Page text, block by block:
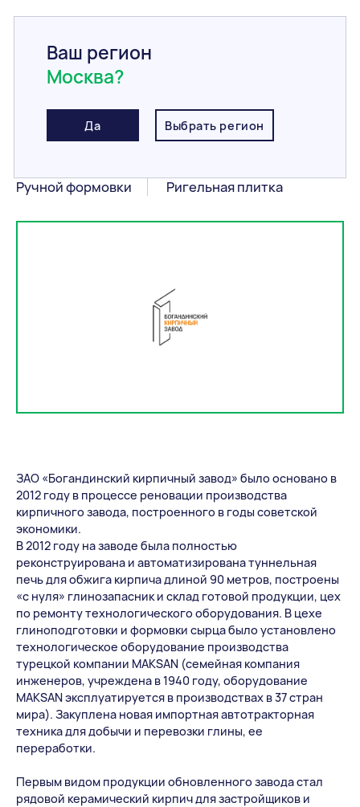
Ваш регион
Москва?
Да Выбрать регион
Главная / Информация
Богандинский КЗ
Ручной формовки
Ригельная плитка
ЗАО «Богандинский кирпичный завод» было основано в
2012 году в процессе реновации производства
кирпичного завода, построенного в годы советской
экономики.
В 2012 году на заводе была полностью
реконструирована и автоматизирована туннельная
печь для обжига кирпича длиной 90 метров, построены
«с нуля» глинозапасник и склад готовой продукции, цех
по ремонту технологического оборудования. В цехе
глиноподготовки и формовки сырца было установлено
технологическое оборудование производства
турецкой компании MAKSAN (семейная компания
инженеров, учреждена в 1940 году, оборудование
MAKSAN эксплуатируется в производствах в 37 стран
мира). Закуплена новая импортная автотракторная
техника для добычи и перевозки глины, ее
переработки.
Первым видом продукции обновленного завода стал
рядовой керамический кирпич для застройщиков и